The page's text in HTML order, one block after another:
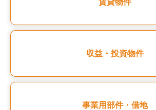
収益・投資物件
事業用部件・借地